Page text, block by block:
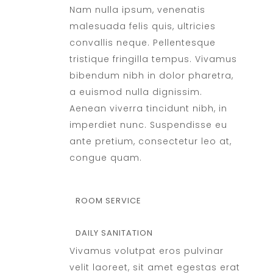
Nam nulla ipsum, venenatis
malesuada felis quis, ultricies
convallis neque. Pellentesque
tristique fringilla tempus. Vivamus
bibendum nibh in dolor pharetra,
a euismod nulla dignissim.
Aenean viverra tincidunt nibh, in
imperdiet nunc. Suspendisse eu
ante pretium, consectetur leo at,
congue quam.
ROOM SERVICE
DAILY SANITATION
Vivamus volutpat eros pulvinar
velit laoreet, sit amet egestas erat